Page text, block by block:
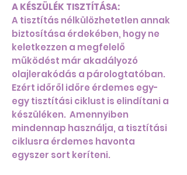
A KÉSZÜLÉK TISZTÍTÁSA:
A tisztítás nélkülözhetetlen annak
biztosítása érdekében, hogy ne
keletkezzen a megfelelő
működést már akadályozó
olajlerakódás a párologtatóban.
Ezért időről időre érdemes egy-
egy tisztítási ciklust is elindítani a
készüléken. Amennyiben
mindennap használja, a tisztítási
ciklusra érdemes havonta
egyszer sort keríteni.